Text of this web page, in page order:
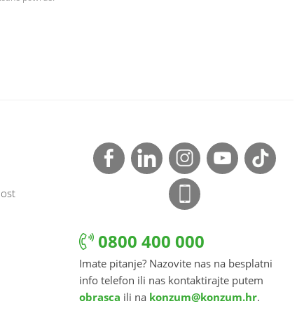
0800 400 000
Imate pitanje? Nazovite nas na besplatni
info telefon ili nas kontaktirajte putem
obrasca ili na konzum@konzum.hr.